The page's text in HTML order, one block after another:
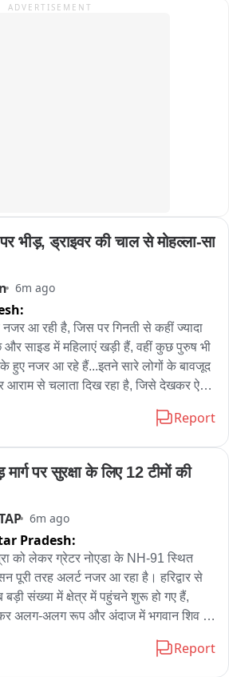
ADVERTISEMENT
भीड़, ड्राइवर की चाल से मोहल्ला-सा
6m ago
नजर आ रही है, जिस पर गिनती से कहीं ज्यादा
और साइड में महिलाएं खड़ी हैं, वहीं कुछ पुरुष भी
हुए नजर आ रहे हैं...इतने सारे लोगों के बावजूद
आराम से चलाता दिख रहा है, जिसे देखकर ऐसा
दिमाग
Report
पर सुरक्षा के लिए 12 टीमों की
6m ago
Pradesh:
को लेकर ग्रेटर नोएडा के NH-91 स्थित
पूरी तरह अलर्ट नजर आ रहा है। हरिद्वार से
संख्या में क्षेत्र में पहुंचने शुरू हो गए हैं,
अलग-अलग रूप और अंदाज में भगवान शिव की
विशेष इंतजाम किए गए हैं।
Report